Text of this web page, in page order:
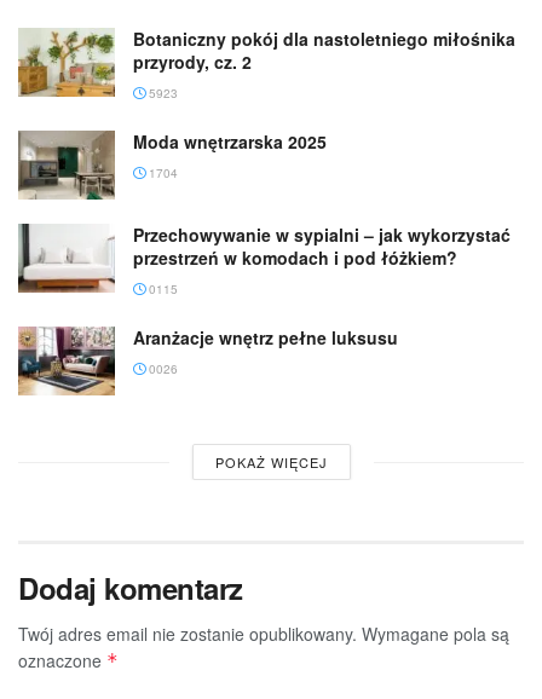
Botaniczny pokój dla nastoletniego miłośnika
przyrody, cz. 2
5923
Moda wnętrzarska 2025
1704
Przechowywanie w sypialni – jak wykorzystać
przestrzeń w komodach i pod łóżkiem?
0115
Aranżacje wnętrz pełne luksusu
0026
POKAŻ WIĘCEJ
Dodaj komentarz
Twój adres email nie zostanie opublikowany. Wymagane pola są
oznaczone *